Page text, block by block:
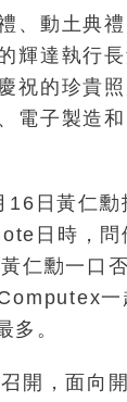
、動土典
輝達執行
祝的珍貴
電子製造
16日黃仁勳
日時，問
仁勳一口
一
多。
開，面向